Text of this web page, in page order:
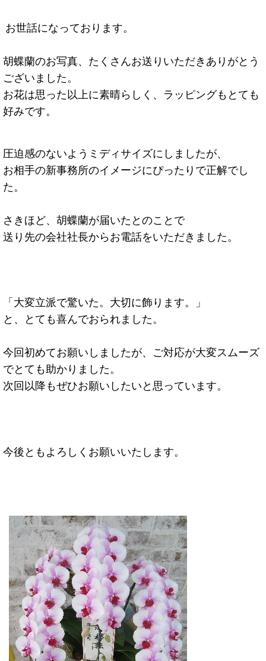
お世話になっております。
胡蝶蘭のお写真、たくさんお送りいただきありがとう
ございました。
お花は思った以上に素晴らしく、ラッピングもとても
好みです。
圧迫感のないようミディサイズにしましたが、
お相手の新事務所のイメージにぴったりで正解でし
た。
さきほど、胡蝶蘭が届いたとのことで
送り先の会社社長からお電話をいただきました。
「大変立派で驚いた。大切に飾ります。」
と、とても喜んでおられました。
今回初めてお願いしましたが、ご対応が大変スムーズ
でとても助かりました。
次回以降もぜひお願いしたいと思っています。
今後ともよろしくお願いいたします。